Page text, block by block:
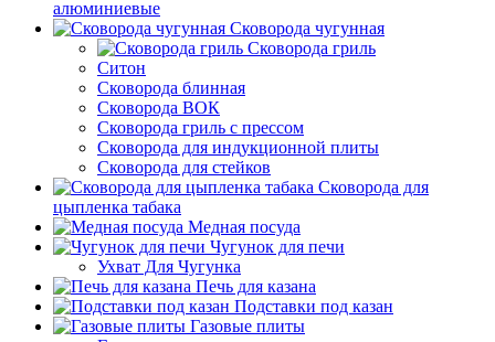
алюминиевые
Сковорода чугунная
Сковорода гриль
Ситон
Сковорода блинная
Сковорода ВОК
Сковорода гриль с прессом
Сковорода для индукционной плиты
Сковорода для стейков
Сковорода для
цыпленка табака
Медная посуда
Чугунок для печи
Ухват Для Чугунка
Печь для казана
Подставки под казан
Газовые плиты